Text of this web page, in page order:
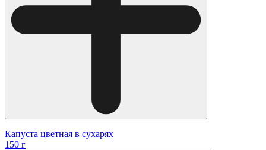
Капуста цветная в сухарях
150 г